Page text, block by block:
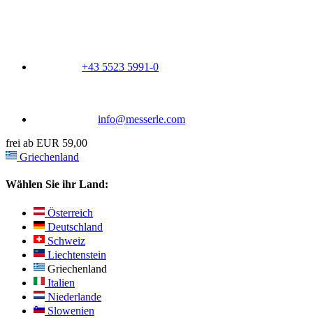
+43 5523 5991-0
info@messerle.com
frei ab EUR 59,00
Griechenland
Wählen Sie ihr Land:
Österreich
Deutschland
Schweiz
Liechtenstein
Griechenland
Italien
Niederlande
Slowenien